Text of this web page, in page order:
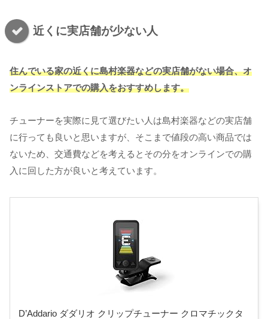
近くに実店舗が少ない人
住んでいる家の近くに島村楽器などの実店舗がない場合、オ
ンラインストアでの購入をおすすめします。
チューナーを実際に見て選びたい人は島村楽器などの実店舗
に行っても良いと思いますが、そこまで値段の高い商品では
ないため、交通費などを考えるとその分をオンラインでの購
入に回した方が良いと考えています。
D’Addario ダダリオ クリップチューナー クロマチックタ